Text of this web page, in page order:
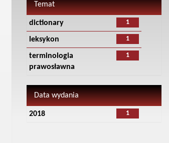
Temat
1
dictionary
1
leksykon
1
terminologia
prawosławna
Data wydania
1
2018